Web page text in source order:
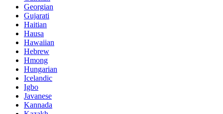
Georgian
Gujarati
Haitian
Hausa
Hawaiian
Hebrew
Hmong
Hungarian
Icelandic
Igbo
Javanese
Kannada